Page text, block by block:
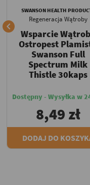

SWANSON HEALTH
Regeneracja Wątroby
Wsparcie
Ostropest
Swanson Full
Spectrum Milk
Thistle 30kaps
Dostępny - Wysyłka w
8,49 zł
DODAJ DO